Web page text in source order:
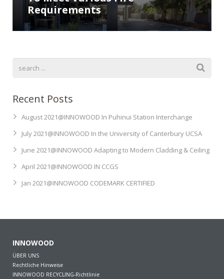
Requirements
Recent Posts
August 2021@INNOWOOD In Puhinui Station Interchange
July 2021@INNOWOOD In the University of Canterbury UCSA
June 2021@INNOWOOD Adapting to Modern Cladding & Ceiling
April 2021@INNOWOOD IN CCGS
Jan 2021@INNOWOOD CODEMARK CERTIFIED
INNOWOOD
ÜBER UNS
Rechtliche Hinweise
INNOWOOD RECYCLING-Richtlinie